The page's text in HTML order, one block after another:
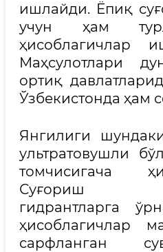
ишлайди. Ёпиқ
учун ҳам
ҳисоблагичлар
Маҳсулотлари
ортиқ
Ўзбекистонда ҳам
Янгилиги
ультратовушли
томчисигача
Суғориш
гидрантларга
ҳисоблагичлар
сарфланган